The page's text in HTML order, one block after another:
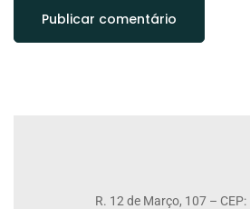
R. 12 de Março, 107 –